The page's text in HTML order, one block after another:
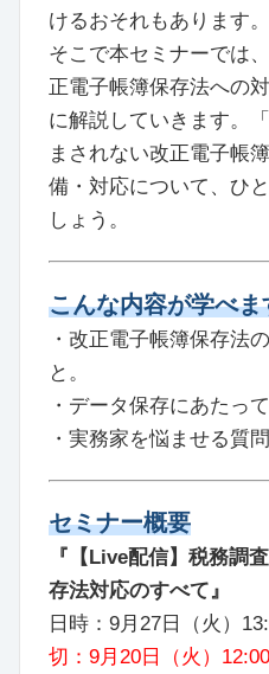
けるおそれもあります。
そこで本セミナーでは
正電子帳簿保存法への
に解説していきます。
まされない改正電子帳
備・対応について、ひ
しょう。
こんな内容が学べま
・改正電子帳簿保存法
と。
・データ保存にあたっ
・実務家を悩ませる質
セミナー概要
『【Live配信】税務調
存法対応のすべて』
日時：9月27日（火）
切：9月20日（火）12:00